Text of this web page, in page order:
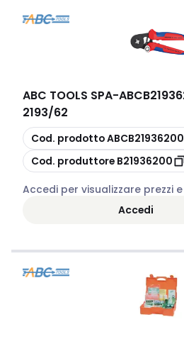
ABC TOOLS SPA-
2193/62
copia
Cod. prodottoABCB21936200
copia
Cod. produttore B21936200
Accedi per visualizzare prezzi
Accedi